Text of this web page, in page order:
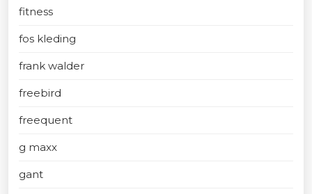
fitness
fos kleding
frank walder
freebird
freequent
g maxx
gant